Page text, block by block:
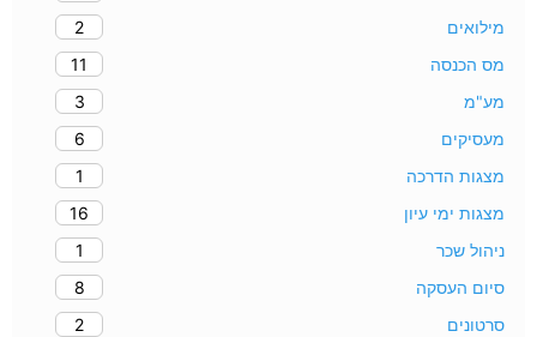
מילואים
2
מס הכנסה
11
מע"מ
3
מעסיקים
6
מצגות הדרכה
1
מצגות ימי עיון
16
ניהול שכר
1
סיום העסקה
8
סרטונים
2